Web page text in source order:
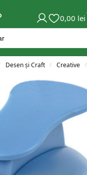
0,00 lei
Desen și Craft / Creative /